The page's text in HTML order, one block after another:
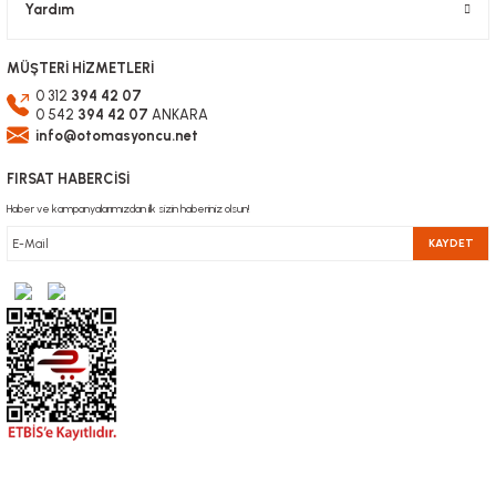
TÜKENDİ
3.384,24 TL
Yardım
MÜŞTERİ HİZMETLERİ
0 312 394 42 07
0 542 394 42 07 ANKARA
info@otomasyoncu.net
FIRSAT HABERCİSİ
Haber ve kampanyalarımızdan ilk sizin haberiniz olsun!
KAYDET